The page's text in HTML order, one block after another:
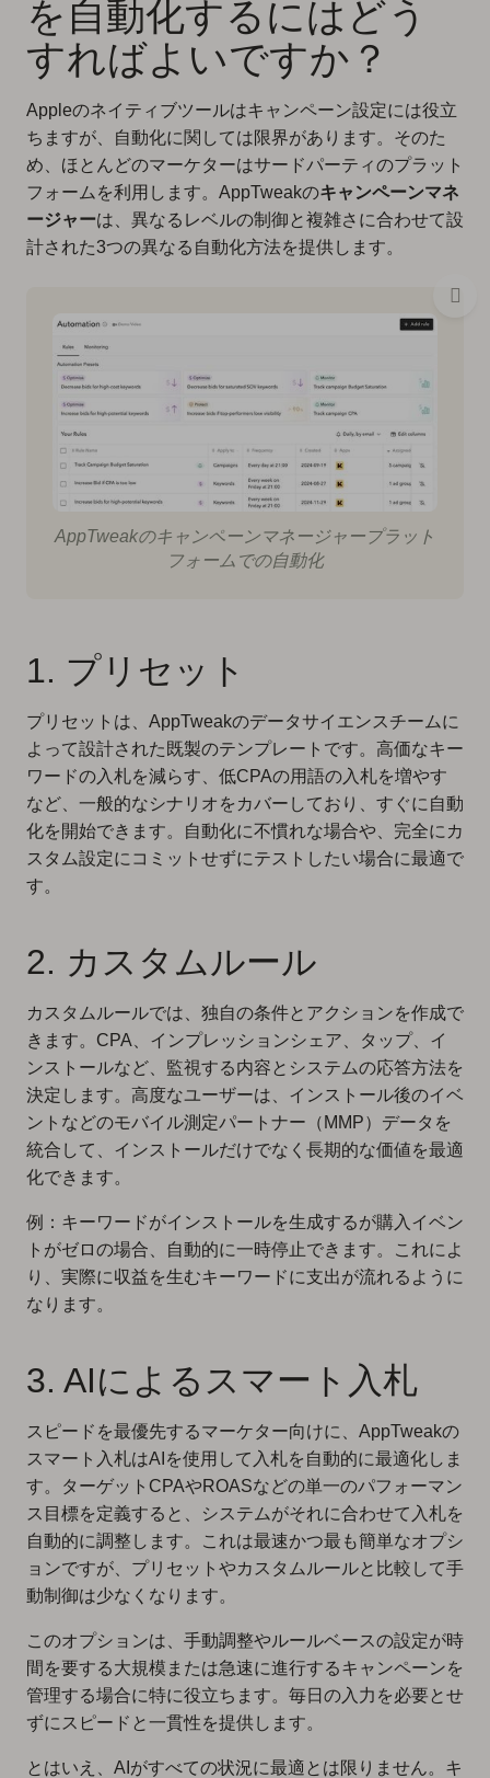
を自動化するにはどう
すればよいですか？
Appleのネイティブツールはキャンペーン設定には役立
ちますが、自動化に関しては限界があります。そのた
め、ほとんどのマーケターはサードパーティのプラット
フォームを利用します。AppTweakのキャンペーンマネ
ージャーは、異なるレベルの制御と複雑さに合わせて設
計された3つの異なる自動化方法を提供します。
AppTweakのキャンペーンマネージャープラット
フォームでの自動化
1. プリセット
プリセットは、AppTweakのデータサイエンスチームに
よって設計された既製のテンプレートです。高価なキー
ワードの入札を減らす、低CPAの用語の入札を増やす
など、一般的なシナリオをカバーしており、すぐに自動
化を開始できます。自動化に不慣れな場合や、完全にカ
スタム設定にコミットせずにテストしたい場合に最適で
す。
2. カスタムルール
カスタムルールでは、独自の条件とアクションを作成で
きます。CPA、インプレッションシェア、タップ、イ
ンストールなど、監視する内容とシステムの応答方法を
決定します。高度なユーザーは、インストール後のイベ
ントなどのモバイル測定パートナー（MMP）データを
統合して、インストールだけでなく長期的な価値を最適
化できます。
例：キーワードがインストールを生成するが購入イベン
トがゼロの場合、自動的に一時停止できます。これによ
り、実際に収益を生むキーワードに支出が流れるように
なります。
3. AIによるスマート入札
スピードを最優先するマーケター向けに、AppTweakの
スマート入札はAIを使用して入札を自動的に最適化しま
す。ターゲットCPAやROASなどの単一のパフォーマン
ス目標を定義すると、システムがそれに合わせて入札を
自動的に調整します。これは最速かつ最も簡単なオプシ
ョンですが、プリセットやカスタムルールと比較して手
動制御は少なくなります。
このオプションは、手動調整やルールベースの設定が時
間を要する大規模または急速に進行するキャンペーンを
管理する場合に特に役立ちます。毎日の入力を必要とせ
ずにスピードと一貫性を提供します。
とはいえ、AIがすべての状況に最適とは限りません。キ